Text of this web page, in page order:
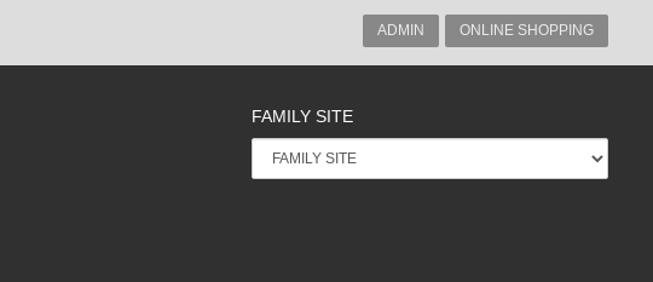
ADMIN ONLINE SHOPPING
FAMILY SITE